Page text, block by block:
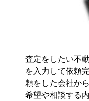
査定をしたい不
を入力して依頼
頼をした会社か
希望や相談する